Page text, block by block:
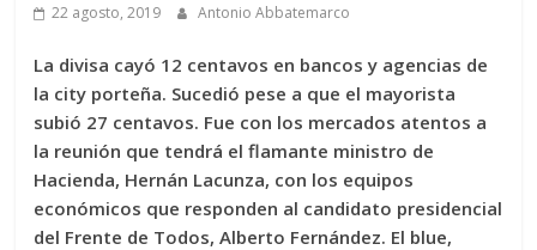
22 agosto, 2019 Antonio Abbatemarco
La divisa cayó 12 centavos en bancos y agencias de
la city porteña. Sucedió pese a que el mayorista
subió 27 centavos. Fue con los mercados atentos a
la reunión que tendrá el flamante ministro de
Hacienda, Hernán Lacunza, con los equipos
económicos que responden al candidato presidencial
del Frente de Todos, Alberto Fernández. El blue,